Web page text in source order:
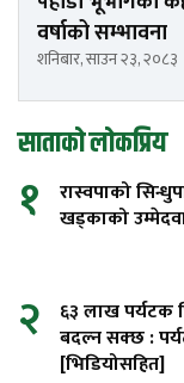
वर्षाको सम्भावना
शनिबार, साउन २३, २०८३
साताको लोकप्रिय
१
रास्वपाको
खड्काको
२
६३ लाख पर्यटक
बदल्न सक्छ :
[भिडियोसहित]